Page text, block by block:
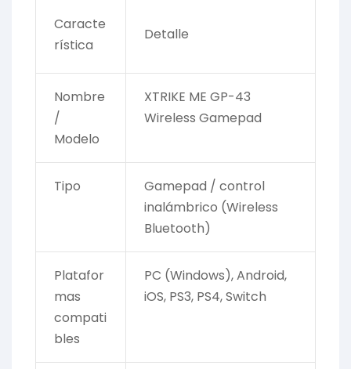
Caracte
rística
Detalle
Nombre
/
Modelo
XTRIKE ME GP-43
Wireless Gamepad
Tipo
Gamepad / control
inalámbrico (Wireless
Bluetooth)
Platafor
mas
compati
bles
PC (Windows), Android,
iOS, PS3, PS4, Switch